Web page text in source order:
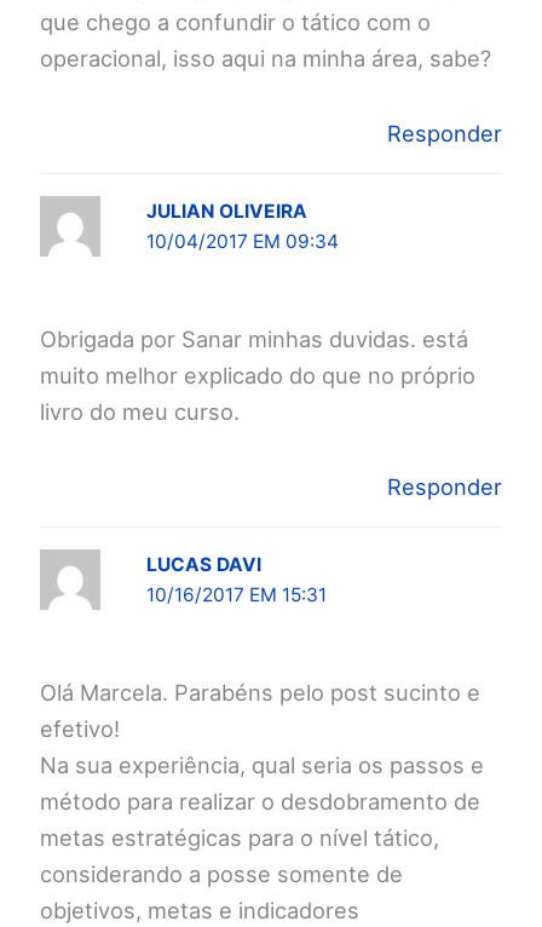
que chego a confundir o tático com o
operacional, isso aqui na minha área, sabe?
Responder
JULIAN OLIVEIRA
10/04/2017 EM 09:34
Obrigada por Sanar minhas duvidas. está
muito melhor explicado do que no próprio
livro do meu curso.
Responder
LUCAS DAVI
10/16/2017 EM 15:31
Olá Marcela. Parabéns pelo post sucinto e
efetivo!
Na sua experiência, qual seria os passos e
método para realizar o desdobramento de
metas estratégicas para o nível tático,
considerando a posse somente de
objetivos, metas e indicadores